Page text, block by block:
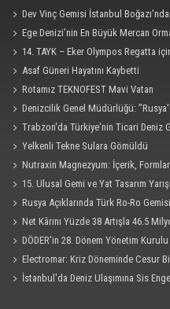
Dev Vinç Gemisi İstanbul
Ege Denizi’nin En Büyük Mercan
14. TAYK – Eker Olympos Regatta
Asaf Güneri Hayatını Kaybetti
Rotamız TEKNOFEST Mavi Vatan
Denizcilik Genel Müdürlüğü:
Saldırısına Uğradı"
Trabzon'da Türkiye'nin Ticari Deniz
Yelkenli Tekne Sulara Gömüldü
Nutraxin Magnezyum: İçerik,
15. Ulusal Gemi ve Yat Tasarım
Uzatıldı
Rusya Açıklarında Türk Ro-Ro
Net Kârını Yüzde 38 Artışla 46.5
DÖDER'in 28. Dönem Yönetim
Electromar: Kriz Döneminde Cesur
İstanbul'da Deniz Ulaşımına Sis